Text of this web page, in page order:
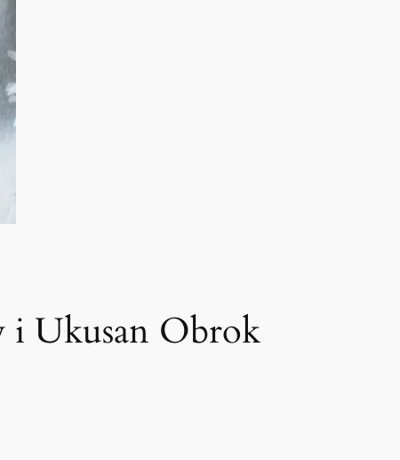
i Ukusan Obrok